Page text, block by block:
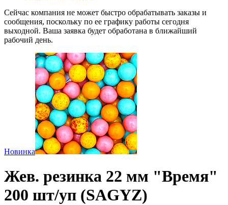
Сейчас компания не может быстро обрабатывать заказы и
сообщения, поскольку по ее графику работы сегодня
выходной. Ваша заявка будет обработана в ближайший
рабочий день.
Новинка
Жев. резинка 22 мм "Время"
200 шт/уп (SAGYZ)